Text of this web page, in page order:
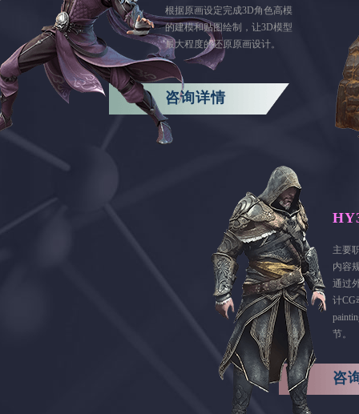
根据原画设定完成3D角色高模
的建模和贴图绘制，让3D模型
最大程度的还原原画设计。
咨询详情
主要
内容
通过
计CG
节。
咨